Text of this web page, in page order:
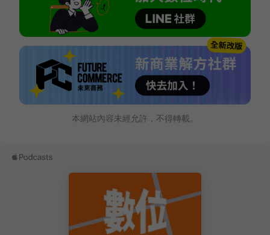
本網站內容未經允許，不得轉載。